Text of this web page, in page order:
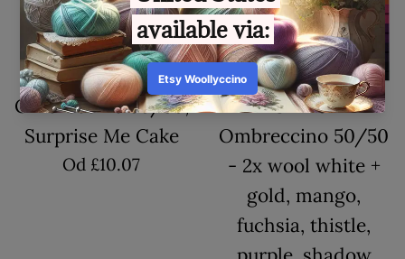
Ombreccino 50/50,
Surprise Me Cake
Od £10.07
OFF-01
Ombreccino 50/50
- 2x wool white +
gold, mango,
fuchsia, thistle,